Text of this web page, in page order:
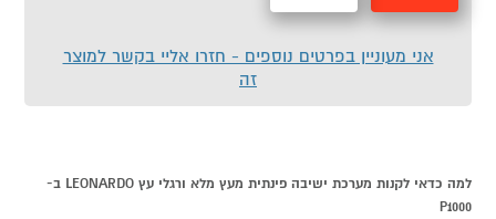
אני מעוניין בפרטים נוספים - חזרו אליי בקשר למוצר
זה
למה כדאי לקנות מערכת ישיבה פינתית מעץ מלא ורגלי עץ LEONARDO ב-
P1000